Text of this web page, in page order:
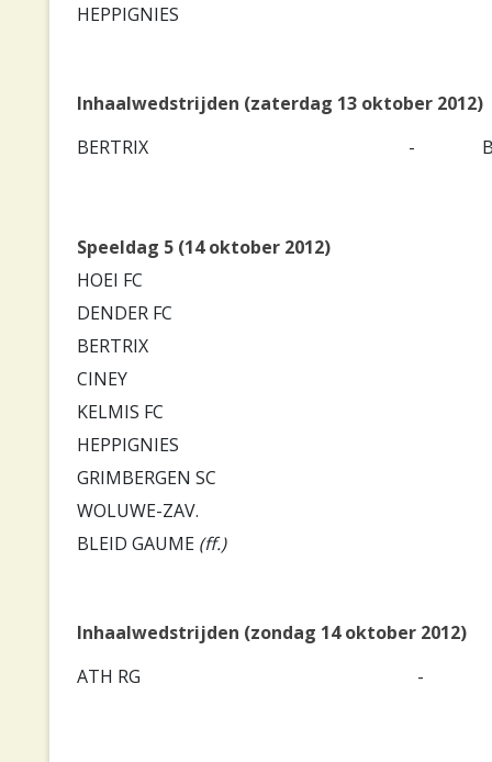
HEPPIGNIES
Inhaalwedstrijden (zaterdag 13 oktober 2012)
BERTRIX
-
Speeldag 5 (14 oktober 2012)
HOEI FC
DENDER FC
BERTRIX
CINEY
KELMIS FC
HEPPIGNIES
GRIMBERGEN SC
WOLUWE-ZAV.
BLEID GAUME (ff.)
Inhaalwedstrijden (zondag 14 oktober 2012)
ATH RG
-